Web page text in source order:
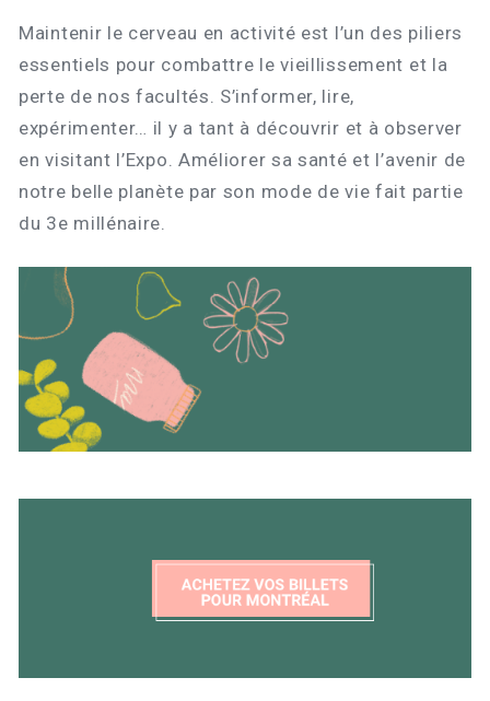
Maintenir le cerveau en activité est l’un des piliers
essentiels pour combattre le vieillissement et la
perte de nos facultés. S’informer, lire,
expérimenter… il y a tant à découvrir et à observer
en visitant l’Expo. Améliorer sa santé et l’avenir de
notre belle planète par son mode de vie fait partie
du 3e millénaire.